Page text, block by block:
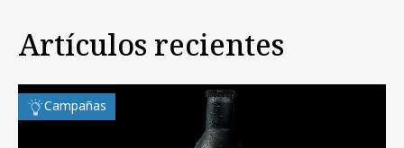
Artículos recientes
Campañas